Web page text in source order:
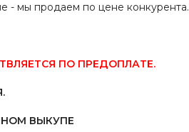
- мы продаем по цене конкурента.
ПО ПРЕДОПЛАТЕ.
ВЫКУПЕ